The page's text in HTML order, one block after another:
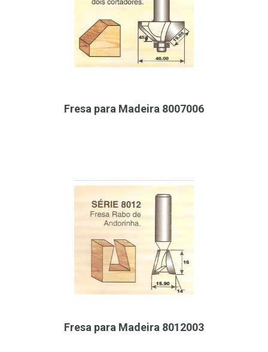
Fresa para Madeira 8007006
Fresa para Madeira 8012003